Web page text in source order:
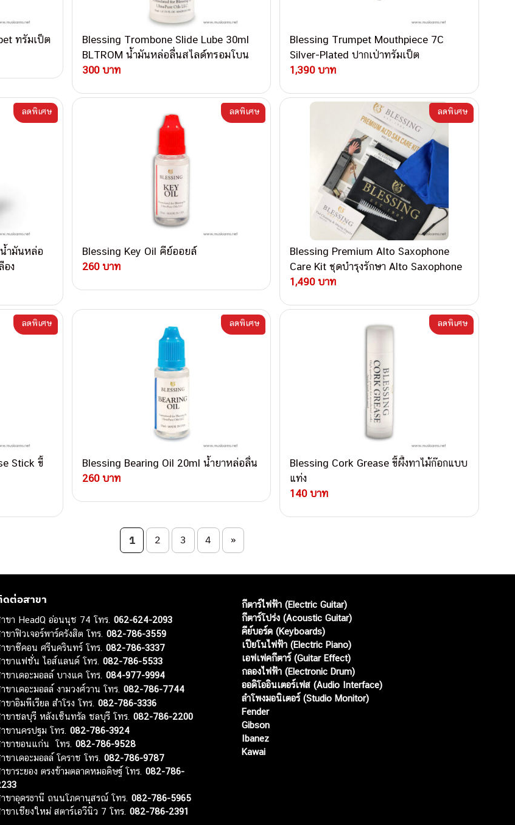
ทรัมเป็ต
Blessing Trombone Slide Lube 30ml
BLTROM น้ำมันหล่อลื่นสไลด์ทรอมโบน
300 บาท
Blessing Trumpet Mouthpiece 7C
Silver-Plated ปากเป่าทรัมเป็ต
1,390 บาท
ำมันหล่อ
อง
ลดพิเศษ
Blessing Key Oil คีย์ออยล์
260 บาท
ลดพิเศษ
Blessing Premium Alto Saxophone
Care Kit ชุดบำรุงรักษา Alto Saxophone
1,490 บาท
ลดพิเศษ
Stick ขี้
ลดพิเศษ
Blessing Bearing Oil 20ml น้ำยาหล่อลื่น
260 บาท
ลดพิเศษ
Blessing Cork Grease ขี้ผึ้งทาไม้ก๊อกแบบ
แท่ง
140 บาท
ลดพิเศษ
1 2 3 4 »
ต่อสาขา
ขา HeadQ อ่อนนุช 74 โทร.062-624-2093
ขาฟิวเจอร์พาร์ครังสิต โทร.082-786-3559
ขาซีคอน ศรีนครินทร์ โทร.082-786-3337
ขาแฟชั่น ไอส์แลนด์ โทร.082-786-5533
ขาเดอะมอลล์ บางแค โทร.084-977-9994
ขาเดอะมอลล์ งามวงศ์วาน โทร.082-786-7744
ขาอิมพีเรียล สำโรง โทร.082-786-3336
ขาชลบุรี หลังเซ็นทรัล ชลบุรี โทร.082-786-2200
ขานครปฐม โทร.082-786-3924
ขาขอนแก่น โทร.082-786-9528
ขาเดอะมอลล์ โคราช โทร.082-786-9787
ขาระยอง ตรงข้ามตลาดหมอดิษฐ์ โทร.082-786-
ขาอุดรธานี ถนนโภคานุสรณ์ โทร.082-786-5965
ขาเชียงใหม่ สตาร์เอวีนิว 7 โทร.082-786-2391
กีตาร์ไฟฟ้า (Electric Guitar)
กีตาร์โปร่ง (Acoustic Guitar)
คีย์บอร์ด (Keyboards)
เปียโนไฟฟ้า (Electric Piano)
เอฟเฟคกีตาร์ (Guitar Effect)
กลองไฟฟ้า (Electronic Drum)
ออดิโออินเตอร์เฟส (Audio Interface)
ลำโพงมอนิเตอร์ (Studio Monitor)
Fender
Gibson
Ibanez
Kawai